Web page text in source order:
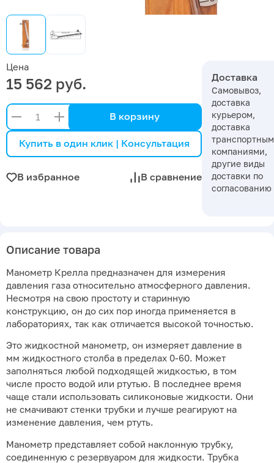
Цена
15 562 руб.
В корзину
Купить в один клик | Консультация
В избранное В сравнение
Доставка
Самовывоз,
доставка
курьером,
доставка
компаниями,
другие виды
доставки по
согласованию
Описание товара
Манометр Крелла предназначен для измерения
давления газа относительно атмосферного давления.
Несмотря на свою простоту и старинную
конструкцию, он до сих пор иногда применяется в
лабораториях, так как отличается высокой точностью.
Это жидкостной манометр, он измеряет давление в
мм жидкостного столба в пределах 0-60. Может
заполняться любой подходящей жидкостью, в том
числе просто водой или ртутью. В последнее время
чаще стали использовать силиконовые жидкости. Они
не смачивают стенки трубки и лучше реагируют на
изменение давления, чем ртуть.
Манометр представляет собой наклонную трубку,
соединенную с резервуаром для жидкости. Трубка